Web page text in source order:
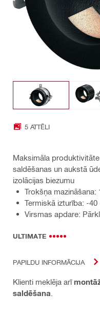
5 ATTĒLI
Maksimāla
saldēšanas un aukstā
izolācijas biezumu
Trokšņa mazināšana:
Termiskā izturība: -40
Virsmas apdare:
ULTIMATE
PAPILDU INFORMĀCIJA
Klienti meklēja arī
saldēšana